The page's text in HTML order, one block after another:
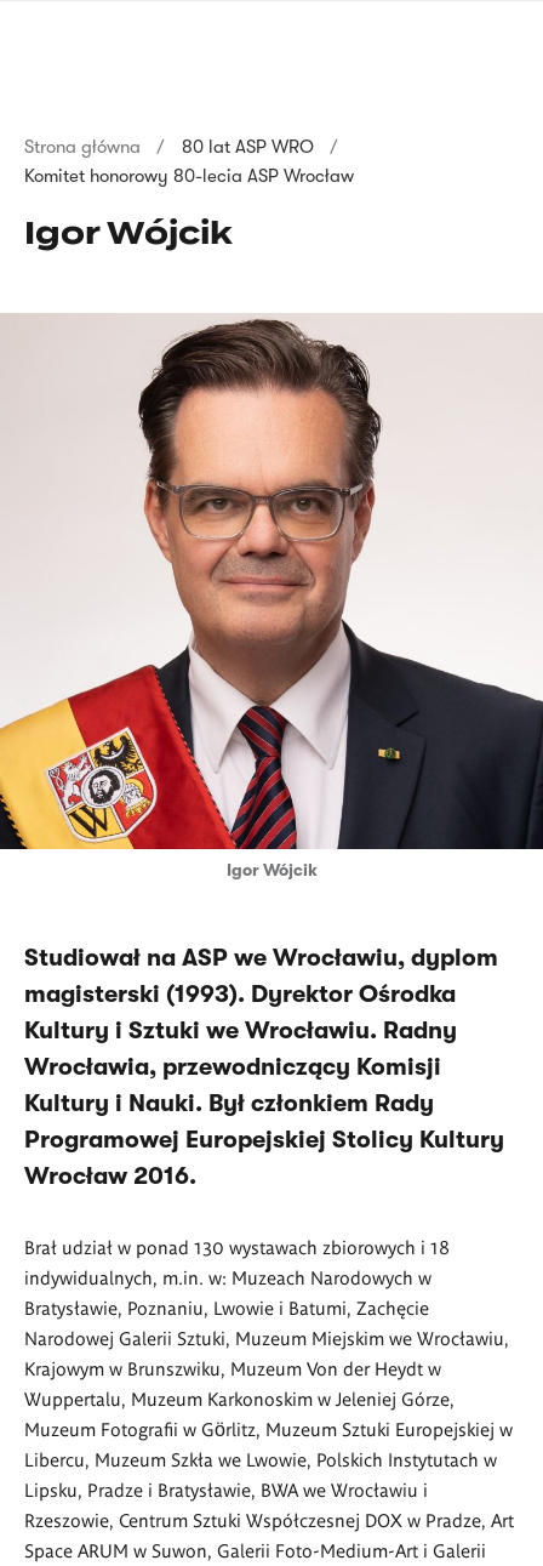
Ścieżka
nawigacyjna
Strona główna
80 lat ASP WRO
Komitet honorowy 80-lecia ASP Wrocław
Igor Wójcik
Igor Wójcik
Studiował na ASP we Wrocławiu, dyplom
magisterski (1993). Dyrektor Ośrodka
Kultury i Sztuki we Wrocławiu. Radny
Wrocławia, przewodniczący Komisji
Kultury i Nauki. Był członkiem Rady
Programowej Europejskiej Stolicy Kultury
Wrocław 2016.
Brał udział w ponad 130 wystawach zbiorowych i 18
indywidualnych, m.in. w: Muzeach Narodowych w
Bratysławie, Poznaniu, Lwowie i Batumi, Zachęcie
Narodowej Galerii Sztuki, Muzeum Miejskim we Wrocławiu,
Krajowym w Brunszwiku, Muzeum Von der Heydt w
Wuppertalu, Muzeum Karkonoskim w Jeleniej Górze,
Muzeum Fotografii w Görlitz, Muzeum Sztuki Europejskiej w
Libercu, Muzeum Szkła we Lwowie, Polskich Instytutach w
Lipsku, Pradze i Bratysławie, BWA we Wrocławiu i
Rzeszowie, Centrum Sztuki Współczesnej DOX w Pradze, Art
Space ARUM w Suwon, Galerii Foto-Medium-Art i Galerii